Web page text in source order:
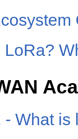
LoRa?
- What is